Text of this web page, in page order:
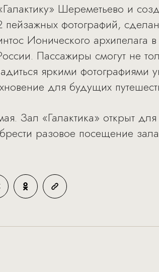
Шереметьево и
фотографий,
Ионического архипелага
Пассажиры смогут не
яркими фотографиями
для будущих
Зал «Галактика» открыт
разовое посещение